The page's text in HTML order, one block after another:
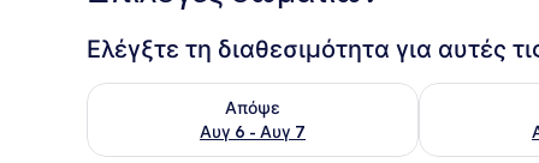
Ελέγξτε τη διαθεσιμότητα για αυτές
Απόψε
Αυγ 6 - Αυγ 7
Έλεγχος διαθεσιμότητας για απόψε Αυγ 6 - Αυγ 7
Έλεγχος